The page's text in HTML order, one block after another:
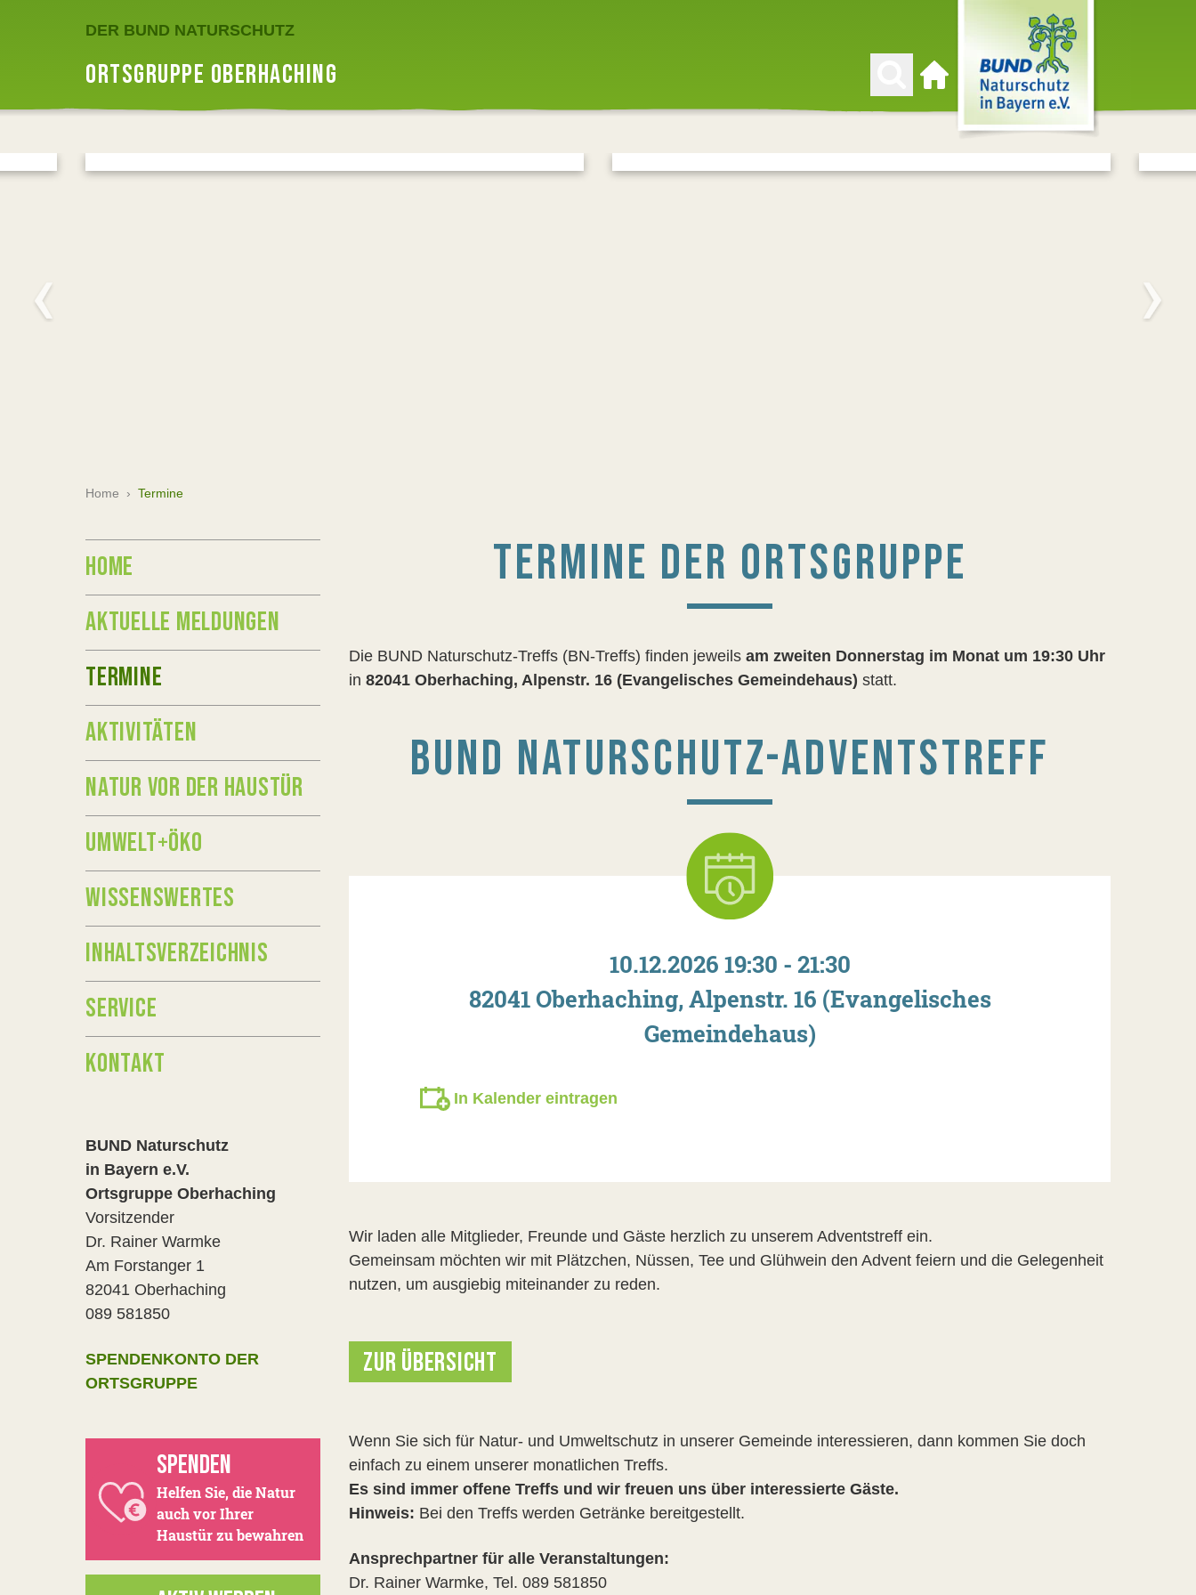
DER BUND NATURSCHUTZ
ORTSGRUPPE OBERHACHING
Zur Startseite
Home › Termine
TERMINE DER ORTSGRUPPE
Die BUND Naturschutz-Treffs (BN-Treffs) finden jeweils am zweiten Donnerstag im Monat um 19:30 Uhr
in 82041 Oberhaching, Alpenstr. 16 (Evangelisches Gemeindehaus) statt.
BUND NATURSCHUTZ-ADVENTSTREFF
10.12.2026 19:30 - 21:30
82041 Oberhaching, Alpenstr. 16 (Evangelisches
Gemeindehaus)
In Kalender eintragen
Wir laden alle Mitglieder, Freunde und Gäste herzlich zu unserem Adventstreff ein.
Gemeinsam möchten wir mit Plätzchen, Nüssen, Tee und Glühwein den Advent feiern und die Gelegenheit
nutzen, um ausgiebig miteinander zu reden.
ZUR ÜBERSICHT
Wenn Sie sich für Natur- und Umweltschutz in unserer Gemeinde interessieren, dann kommen Sie doch
einfach zu einem unserer monatlichen Treffs.
Es sind immer offene Treffs und wir freuen uns über interessierte Gäste.
Hinweis: Bei den Treffs werden Getränke bereitgestellt.
Ansprechpartner für alle Veranstaltungen:
Dr. Rainer Warmke, Tel. 089 581850
HOME
AKTUELLE MELDUNGEN
TERMINE
AKTIVITÄTEN
NATUR VOR DER HAUSTÜR
UMWELT+ÖKO
WISSENSWERTES
INHALTSVERZEICHNIS
SERVICE
KONTAKT
BUND Naturschutz
in Bayern e.V.
Ortsgruppe Oberhaching
Vorsitzender
Dr. Rainer Warmke
Am Forstanger 1
82041 Oberhaching
089 581850
SPENDENKONTO DER
ORTSGRUPPE
SPENDEN
Helfen Sie, die Natur
auch vor Ihrer
Haustür zu bewahren